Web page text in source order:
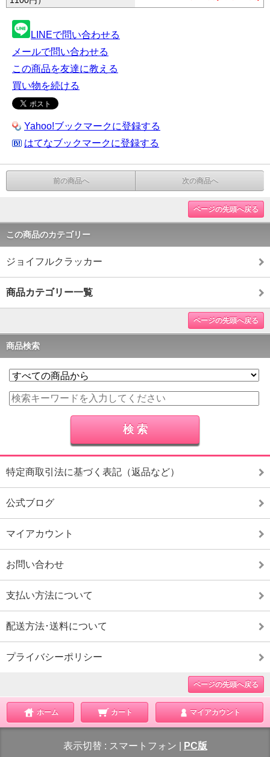
LINEで問い合わせる
メールで問い合わせる
この商品を友達に教える
買い物を続ける
Yahoo!ブックマークに登録する
はてなブックマークに登録する
前の商品へ 次の商品へ
ページの先頭へ戻る
この商品のカテゴリー
ジョイフルクラッカー
商品カテゴリー一覧
ページの先頭へ戻る
商品検索
特定商取引法に基づく表記（返品など）
公式ブログ
マイアカウント
お問い合わせ
支払い方法について
配送方法･送料について
プライバシーポリシー
ページの先頭へ戻る
ホーム カート マイアカウント
表示切替 : スマートフォン PC版